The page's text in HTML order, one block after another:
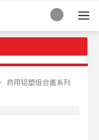
药用铝塑组合盖系列